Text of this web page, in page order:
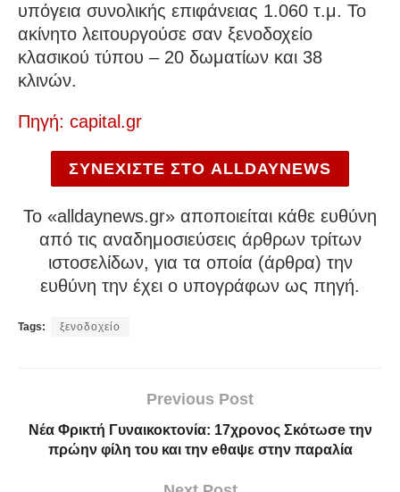
υπόγεια συνολικής επιφάνειας 1.060 τ.μ. Το
ακίνητο λειτουργούσε σαν ξενοδοχείο
κλασικού τύπου – 20 δωματίων και 38
κλινών.
Πηγή: capital.gr
ΣΥΝΕΧΙΣΤΕ ΣΤΟ ALLDAYNEWS
To «alldaynews.gr» αποποιείται κάθε ευθύνη
από τις αναδημοσιεύσεις άρθρων τρίτων
ιστοσελίδων, για τα οποία (άρθρα) την
ευθύνη την έχει ο υπογράφων ως πηγή.
Tags: ξενοδοχείο
Previous Post
Νέα Φρικτή Γυναικοκτονία: 17χρονος Σκότωσe την
πρώην φίλη του και την eθαψε στην παραλία